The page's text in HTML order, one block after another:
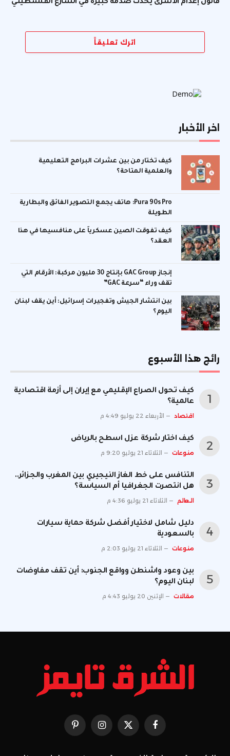
قانون إعدام الأسرى يحدث صدمة كبيرة في الشارع الفلسطيني
اترك تعليقاً
اخر الأخبار
كيف تختار من بين عشرات البرامج التعليمية
والعلمية المتاحة؟
Pura 90s Pro: هاتف يجمع التصوير الفائق والبطارية
الطويلة
كيف تفوقت الصين عسكرياً على منافسيها في هذا
العقد؟
إنجاز GAC Group بإنتاج 30 مليون مركبة: الأرقام التي
تقف وراء “سرعة GAC”
بين انتشار الجيش وتفجيرات إسرائيل: أين يقف لبنان
اليوم؟
رائج هذا الأسبوع
كيف تحول الصراع الإقليمي مع إيران إلى أزمة اقتصادية
عالمية؟
اقتصاد الأربعاء 22 يوليو 4:49 م
كيف اختار شركة عزل اسطح بالرياض
منوعات الثلاثاء 21 يوليو 9:20 م
التنافس على خط الغاز النيجيري بين المغرب والجزائر..
هل انتصرت الجغرافيا أم السياسة؟
العالم الثلاثاء 21 يوليو 4:36 م
دليل شامل لاختيار أفضل شركة حماية سيارات
بالسعودية
منوعات الثلاثاء 21 يوليو 2:03 م
بين وعود واشنطن وواقع الجنوب: أين تقف مفاوضات
لبنان اليوم؟
مقالات الإثنين 20 يوليو 4:43 م
فيسبوك X
(Twitter)
الانستغرامبينتيريست